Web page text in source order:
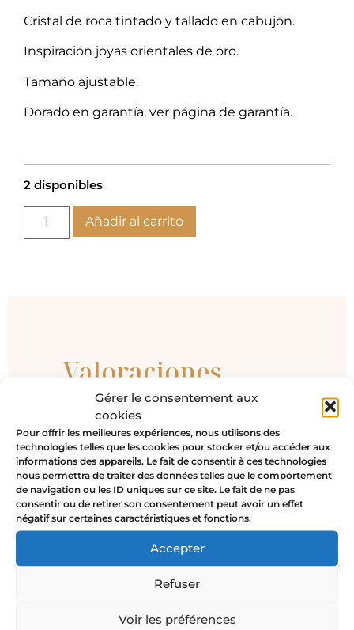
Gérer le consentement aux
cookies
Pour offrir les meilleures expériences, nous utilisons des
technologies telles que les cookies pour stocker et/ou accéder aux
informations des appareils. Le fait de consentir à ces technologies
nous permettra de traiter des données telles que le comportement
de navigation ou les ID uniques sur ce site. Le fait de ne pas
consentir ou de retirer son consentement peut avoir un effet
négatif sur certaines caractéristiques et fonctions.
Accepter
Refuser
Voir les préférences
Cristal de roca tintado y tallado en cabujón.
Inspiración joyas orientales de oro.
Tamaño ajustable.
Dorado en garantía, ver página de garantía.
2 disponibles
Añadir al carrito
Valoraciones
No hay valoraciones aún.
Sé el primero en valorar “VENEZIA
– Anillo bohemio oro/verde”
Tu dirección de correo electrónico
no será publicada. Los campos
obligatorios están marcados con
Tu valoración*